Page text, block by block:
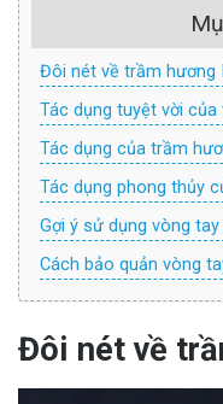
Đôi nét về trầm hương
Tác dụng tuyệt vời
Tác dụng của trầm
Tác dụng phong thủy
Gợi ý sử dụng vòng
Cách bảo quản vòng
Đôi nét về